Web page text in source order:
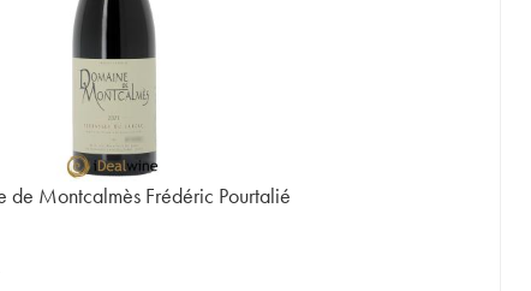
de Montcalmès Frédéric Pourtalié